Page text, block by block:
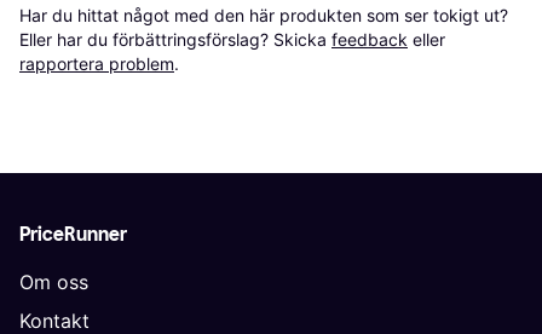
Har du hittat något med den här produkten som ser tokigt ut?
Eller har du förbättringsförslag? Skicka feedback eller
rapportera problem.
PriceRunner
Om oss
Kontakt